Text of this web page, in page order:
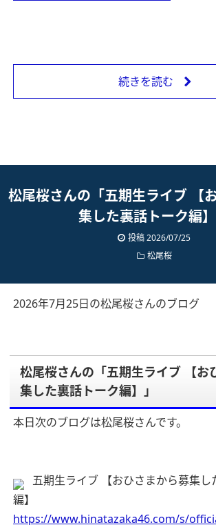
続きを読む
松尾桜さんの「五期生ライブ 【
集した裏話トーク編】
投稿 2026/07/25
松尾桜
2026年7月25日の松尾桜さんのブログ
松尾桜さんの「五期生ライブ 【お
集した裏話トーク編】」
本日次のブログは松尾桜さんです。
五期生ライブ 【おひさまから募集し
編】
https://www.hinatazaka46.com/s/